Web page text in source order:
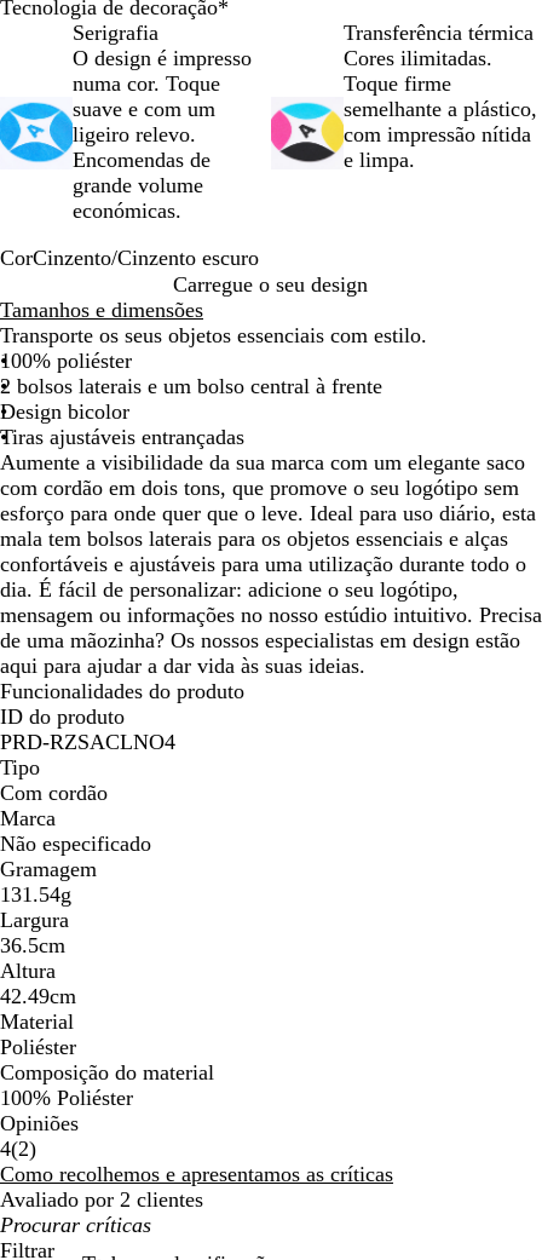
deslocar
deslocar
deslocar
Tecnologia de decoração*
Serigrafia
O design é impresso
numa cor. Toque
suave e com um
ligeiro relevo.
Encomendas de
grande volume
económicas.
Transferência térmica
Cores ilimitadas.
Toque firme
semelhante a plástico,
com impressão nítida
e limpa.
CorCinzento/Cinzento escuro
i
n
z
e
n
t
o
/
C
i
n
z
e
n
t
o
e
s
c
u
r
o
Carregue o seu design
Tamanhos e dimensões
Transporte os seus objetos essenciais com estilo.
100% poliéster
2 bolsos laterais e um bolso central à frente
Design bicolor
Tiras ajustáveis entrançadas
Aumente a visibilidade da sua marca com um elegante saco
com cordão em dois tons, que promove o seu logótipo sem
esforço para onde quer que o leve. Ideal para uso diário, esta
mala tem bolsos laterais para os objetos essenciais e alças
confortáveis e ajustáveis para uma utilização durante todo o
dia. É fácil de personalizar: adicione o seu logótipo,
mensagem ou informações no nosso estúdio intuitivo. Precisa
de uma mãozinha? Os nossos especialistas em design estão
aqui para ajudar a dar vida às suas ideias.
Funcionalidades do produto
ID do produto
PRD-RZSACLNO4
Tipo
Com cordão
Marca
Não especificado
Gramagem
131.54g
Largura
36.5cm
Altura
42.49cm
Material
Poliéster
Composição do material
100% Poliéster
Opiniões
4(22
críticas
)
Como recolhemos e apresentamos as críticas
Avaliado por 2 clientes
As
minhas
Filtrar